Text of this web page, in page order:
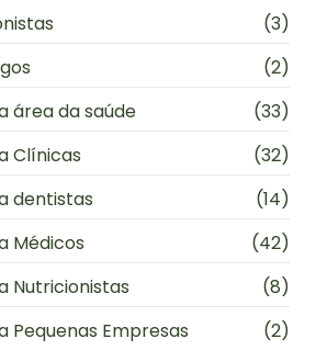
(3)
(2)
área da saúde
(33)
Clínicas
(32)
dentistas
(14)
Médicos
(42)
Nutricionistas
(8)
Pequenas Empresas
(2)